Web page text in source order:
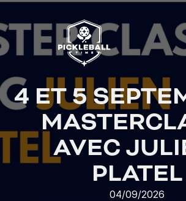
4 ET 5
AVEC
PLATEL
04/09/2026